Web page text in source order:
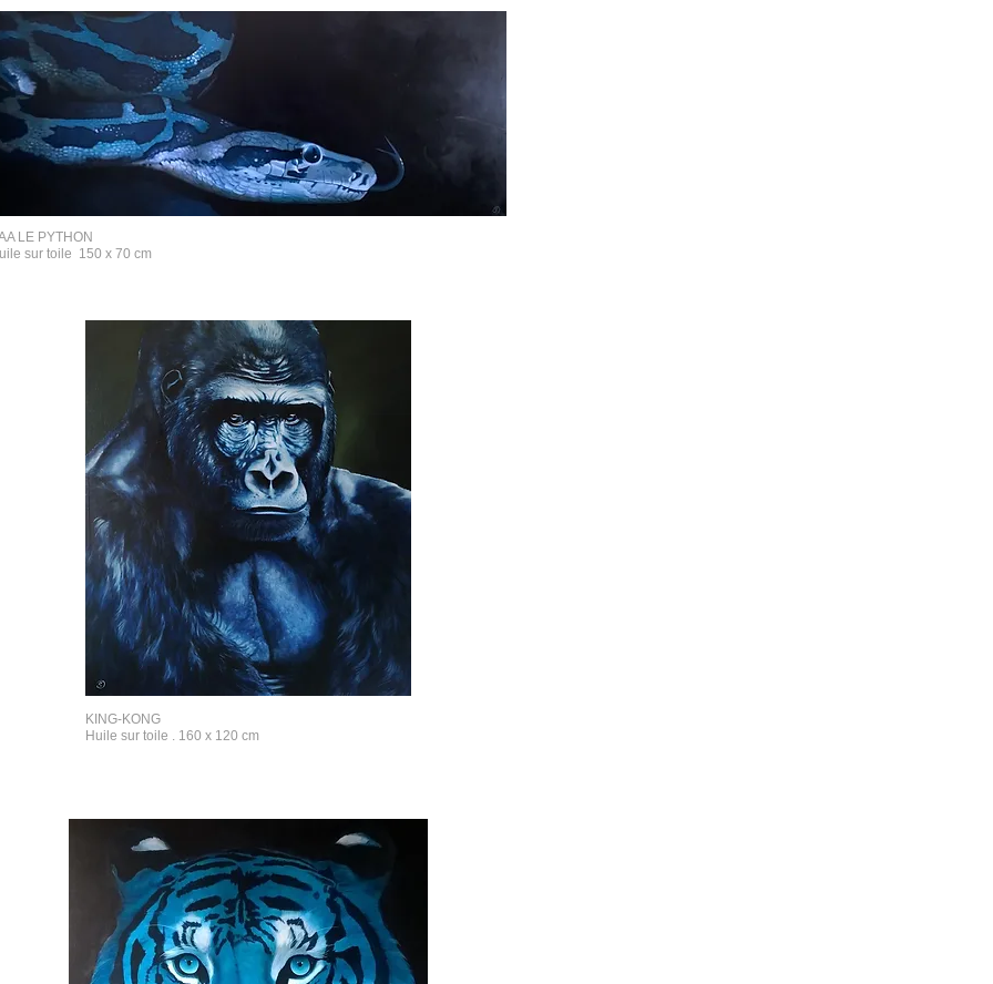
LE PYTHON
sur toile 150 x 70 cm
KING-KONG
Huile sur toile . 160 x 120 cm